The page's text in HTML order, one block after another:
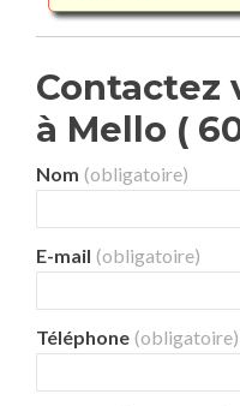
Contactez
à Mello (
Nom (obligatoire)
E-mail (obligatoire)
Téléphone (obligatoire)